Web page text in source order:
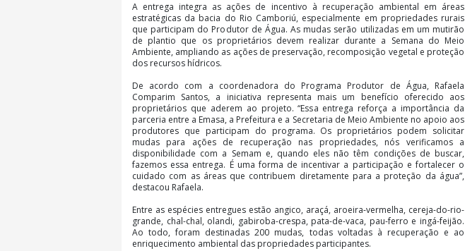
A entrega integra as ações de incentivo à recuperação ambiental em áreas
estratégicas da bacia do Rio Camboriú, especialmente em propriedades rurais
que participam do Produtor de Água. As mudas serão utilizadas em um mutirão
de plantio que os proprietários devem realizar durante a Semana do Meio
Ambiente, ampliando as ações de preservação, recomposição vegetal e proteção
dos recursos hídricos.
De acordo com a coordenadora do Programa Produtor de Água, Rafaela
Comparim Santos, a iniciativa representa mais um benefício oferecido aos
proprietários que aderem ao projeto. “Essa entrega reforça a importância da
parceria entre a Emasa, a Prefeitura e a Secretaria de Meio Ambiente no apoio aos
produtores que participam do programa. Os proprietários podem solicitar
mudas para ações de recuperação nas propriedades, nós verificamos a
disponibilidade com a Semam e, quando eles não têm condições de buscar,
fazemos essa entrega. É uma forma de incentivar a participação e fortalecer o
cuidado com as áreas que contribuem diretamente para a proteção da água”,
destacou Rafaela.
Entre as espécies entregues estão angico, araçá, aroeira-vermelha, cereja-do-rio-
grande, chal-chal, olandi, gabiroba-crespa, pata-de-vaca, pau-ferro e ingá-feijão.
Ao todo, foram destinadas 200 mudas, todas voltadas à recuperação e ao
enriquecimento ambiental das propriedades participantes.